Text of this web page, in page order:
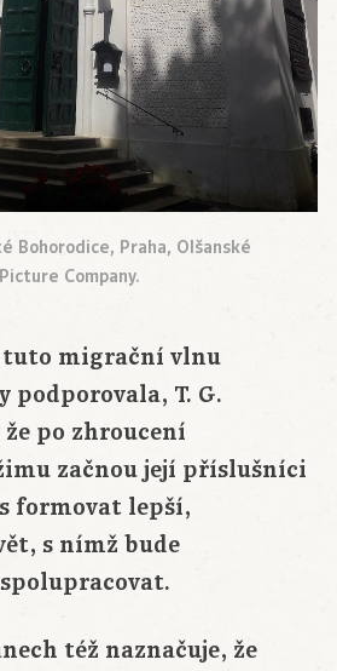
Bohorodice, Praha, Olšanské
Company.
migrační vlnu
podporovala, T. G.
po zhroucení
začnou její příslušníci
formovat lepší,
s nímž bude
též naznačuje, že